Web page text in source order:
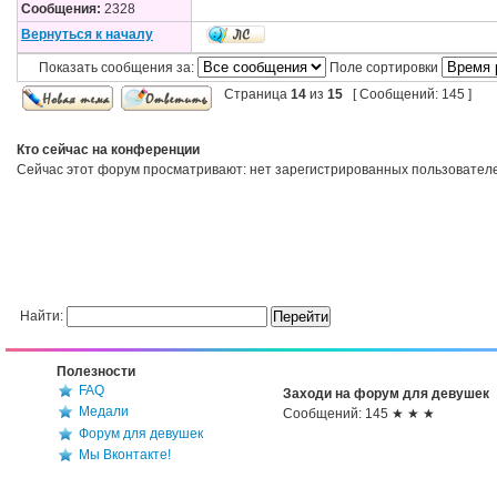
Сообщения: 2328
Вернуться к началу
Показать сообщения за:
Поле сортировки
Страница 14 из 15 [ Сообщений: 145 ]
Кто сейчас на конференции
Сейчас этот форум просматривают: нет зарегистрированных
Найти:
Полезности
FAQ
Медали
Форум для девушек
Мы Вконтакте!
Заходи на форум для девушек
Сообщений: 145 ★ ★ ★